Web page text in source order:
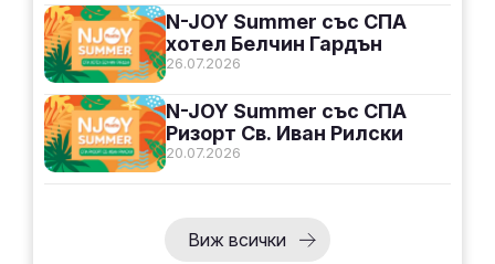
26.07.2026
N-JOY Summer със СПА
хотел Белчин Гардън
20.07.2026
N-JOY Summer със СПА
Ризорт Св. Иван Рилски
Виж всички